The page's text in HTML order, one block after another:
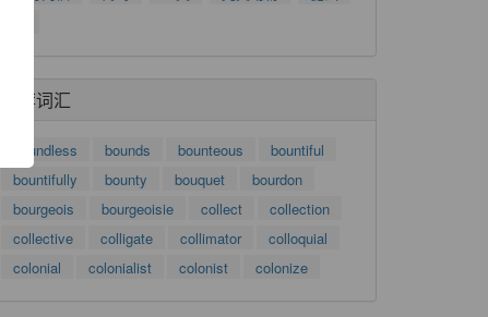
推荐词汇
boundless bounds bounteous
bountiful
bountifully
bounty bouquet
bourdon
bourgeois
bourgeoisie collect
collection
collective
colligate collimator
colloquial
colonial
colonialist colonist colonize